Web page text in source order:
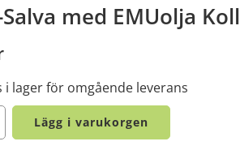
Salva med EMUolja
i lager för omgående leverans
Lägg i varukorgen